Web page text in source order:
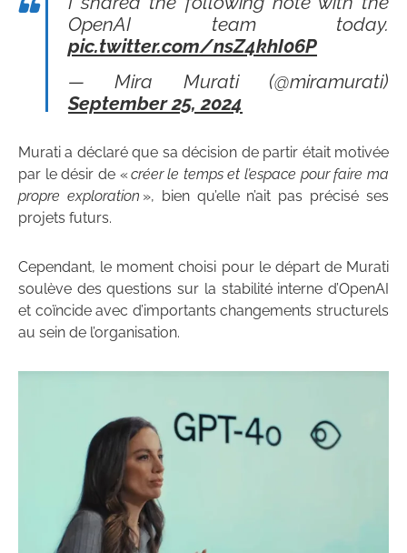
OpenAI team today.
pic.twitter.com/nsZ4khI06P
— Mira Murati (@miramurati)
September 25, 2024
Murati a déclaré que sa décision de partir était motivée
par le désir de «créer le temps et l’espace pour faire ma
propre exploration », bien qu’elle n’ait pas précisé ses
projets futurs.
Cependant, le moment choisi pour le départ de Murati
soulève des questions sur la stabilité interne d’OpenAI
et coïncide avec d’importants changements structurels
au sein de l’organisation.